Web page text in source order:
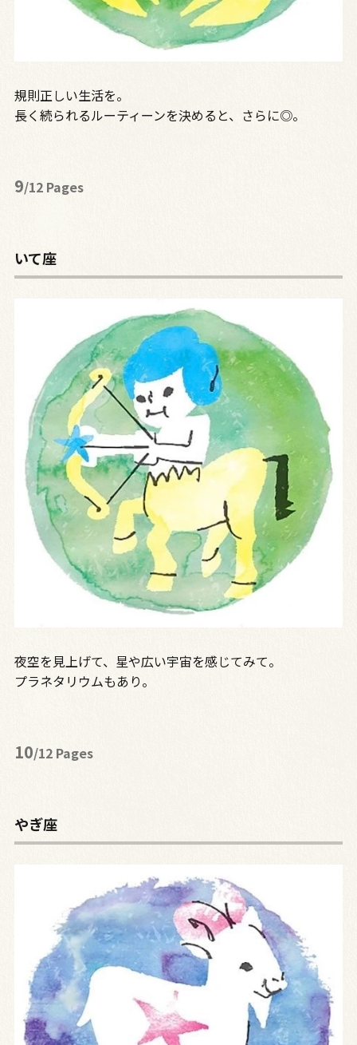
規則正しい生活を。
長く続られるルーティーンを決めると、さらに◎。
9/12 Pages
いて座
夜空を見上げて、星や広い宇宙を感じてみて。
プラネタリウムもあり。
10/12 Pages
やぎ座